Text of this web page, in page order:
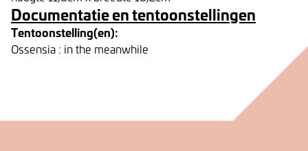
Documentatie en tentoonstellingen
Tentoonstelling(en):
Ossensia : in the meanwhile